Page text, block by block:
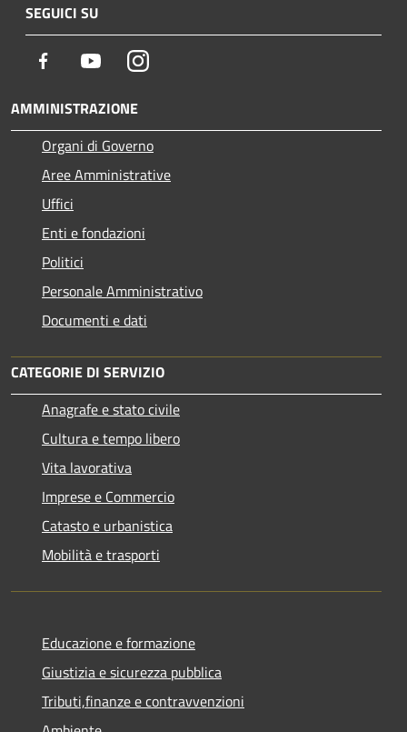
SEGUICI SU
Facebook YoutubeInstagram
AMMINISTRAZIONE
Organi di Governo
Aree Amministrative
Uffici
Enti e fondazioni
Politici
Personale Amministrativo
Documenti e dati
CATEGORIE DI SERVIZIO
Anagrafe e stato civile
Cultura e tempo libero
Vita lavorativa
Imprese e Commercio
Catasto e urbanistica
Mobilità e trasporti
Educazione e formazione
Giustizia e sicurezza pubblica
Tributi,finanze e contravvenzioni